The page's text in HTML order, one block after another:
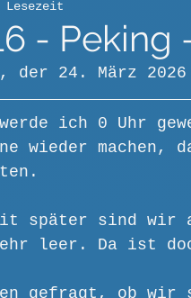
- Peking
Lesezeit
der 24. März 2026
ich 0 Uhr
wieder
später sind wir
leer. Da ist
gefragt, ob wir